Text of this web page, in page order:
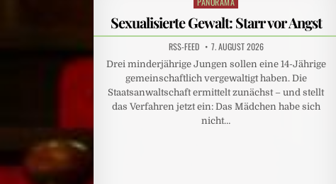
in
Sexualisierte Gewalt: Starr vor Angst
RSS-FEED 7. AUGUST 2026
Drei minderjährige Jungen sollen eine 14-Jährige
gemeinschaftlich vergewaltigt haben. Die
Staatsanwaltschaft ermittelt zunächst – und stellt
das Verfahren jetzt ein: Das Mädchen habe sich
nicht…